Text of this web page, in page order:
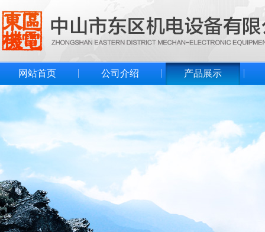
网站首页 公司介绍 产品展示